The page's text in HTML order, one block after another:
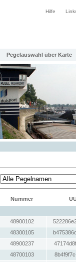
Hilfe
Pegelauswahl über Karte
Nummer
48900102
48300105
48900237
48700103